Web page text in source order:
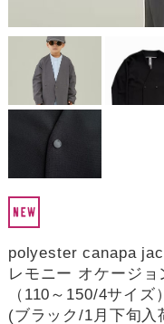
polyester canapa
レモニー オケージョ
（110～150/4サイズ
(ブラック/1月下旬入